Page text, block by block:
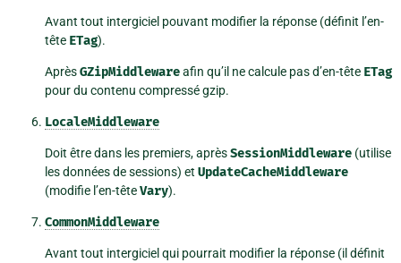
Avant tout intergiciel pouvant modifier la réponse (définit l’en-
tête ETag).
AprèsGZipMiddlewareafin qu’il ne calcule pas d’en-tête ETag
pour du contenu compressé gzip.
LocaleMiddleware
Doit être dans les premiers, aprèsSessionMiddleware (utilise
les données de sessions) et UpdateCacheMiddleware
(modifie l’en-têteVary).
CommonMiddleware
Avant tout intergiciel qui pourrait modifier la réponse (il définit